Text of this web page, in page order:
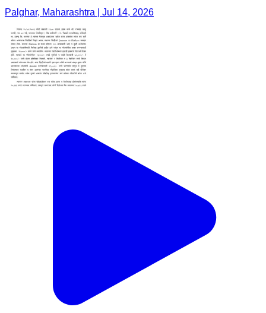
Palghar, Maharashtra | Jul 14, 2026